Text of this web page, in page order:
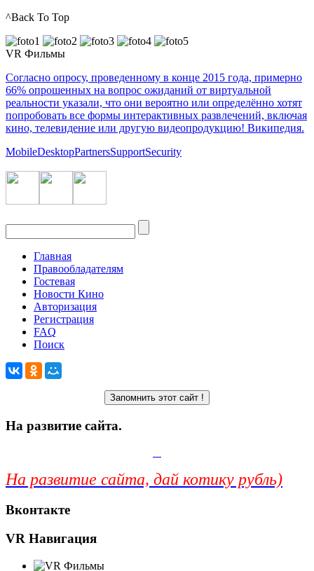
^Back To Top
VR Фильмы
Согласно опросу, проведенному в конце 2015 года, примерно
66% опрошенных на вопрос ожиданий от виртуальной
реальности указали, что они вероятно или определённо хотят
попробовать все формы интерактивных развлечений, включая
кино, телевидение или другую видеопродукцию! Википедия.
MobileDesktopPartnersSupportSecurity
Главная
Правообладателям
Гостевая
Новости Кино
Авторизация
Регистрация
FAQ
Поиск
На развитие сайта.
На развитие сайта, дай котику рубль)
Вконтакте
VR Навигация